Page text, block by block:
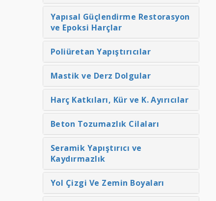
Yapısal Güçlendirme Restorasyon
ve Epoksi Harçlar
Poliüretan Yapıştırıcılar
Mastik ve Derz Dolgular
Harç Katkıları, Kür ve K. Ayırıcılar
Beton Tozumazlık Cilaları
Seramik Yapıştırıcı ve
Kaydırmazlık
Yol Çizgi Ve Zemin Boyaları